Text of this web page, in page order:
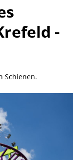
-
Schienen.